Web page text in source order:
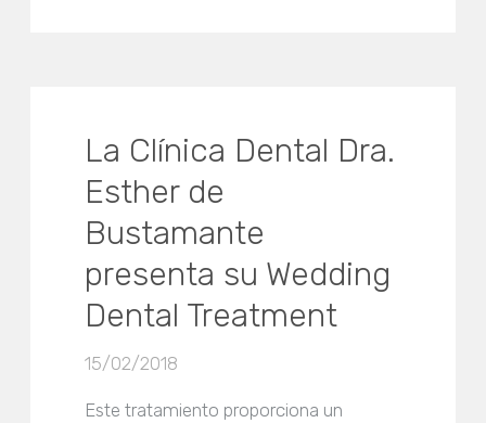
La Clínica Dental Dra.
Esther de
Bustamante
presenta su Wedding
Dental Treatment
15/02/2018
Este tratamiento proporciona un